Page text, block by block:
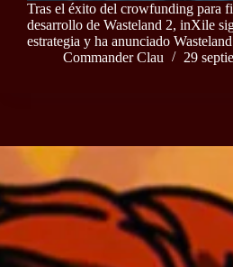
Tras el éxito del crowfunding para
desarrollo de Wasteland 2, inXile
estrategia y ha anunciado
Commander Clau
29